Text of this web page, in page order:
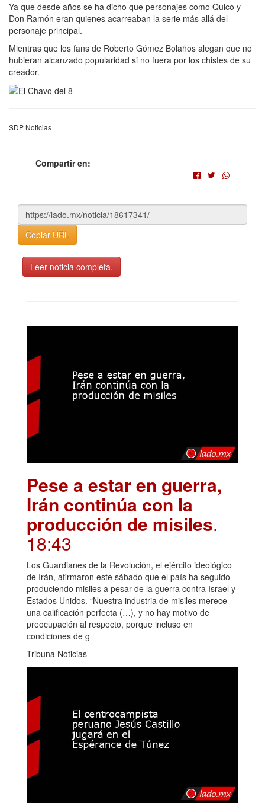
Ya que desde años se ha dicho que personajes como Quico y
Don Ramón eran quienes acarreaban la serie más allá del
personaje principal.
Mientras que los fans de Roberto Gómez Bolaños alegan que no
hubieran alcanzado popularidad si no fuera por los chistes de su
creador.
SDP Noticias
Compartir en:
Copiar URL
Leer noticia completa.
Pese a estar en guerra,
Irán continúa con la
producción de misiles.
18:43
Los Guardianes de la Revolución, el ejército ideológico
de Irán, afirmaron este sábado que el país ha seguido
produciendo misiles a pesar de la guerra contra Israel y
Estados Unidos. “Nuestra industria de misiles merece
una calificación perfecta (…), y no hay motivo de
preocupación al respecto, porque incluso en
condiciones de g
Tribuna Noticias